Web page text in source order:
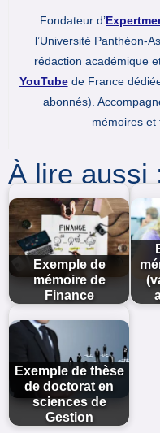
Fondateur d’
l’Université Panthéon-
rédaction académique
YouTubede France
abonnés).
mémoires et
À lire aussi
Exemple de
mémoire de
Finance
Exemple de thèse
de doctorat en
sciences de
Gestion